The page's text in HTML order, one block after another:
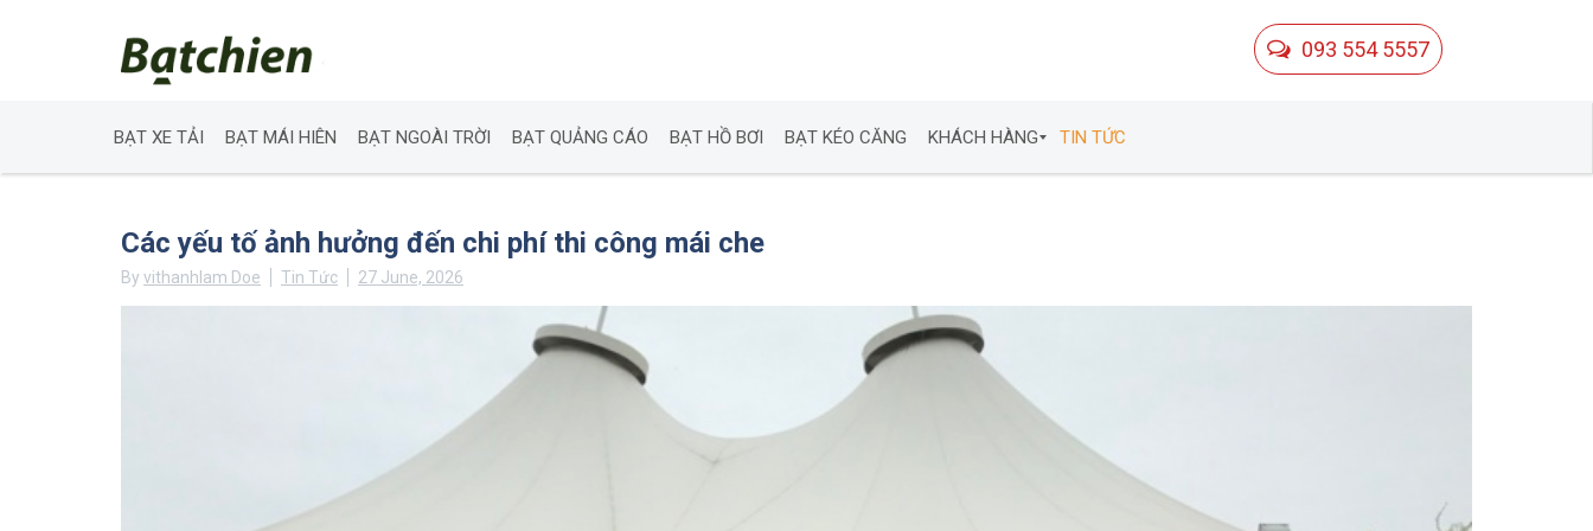
093 554 5557
BẠT XE TẢI BẠT MÁI HIÊN BẠT NGOÀI TRỜI BẠT QUẢNG CÁO BẠT HỒ BƠI BẠT KÉO CĂNG KHÁCH HÀNG
Ả
I
TIN TỨC
Các yếu tố ảnh hưởng đến chi phí thi công mái che
By vithanhlam Doe Tin Tức 27 June, 2026